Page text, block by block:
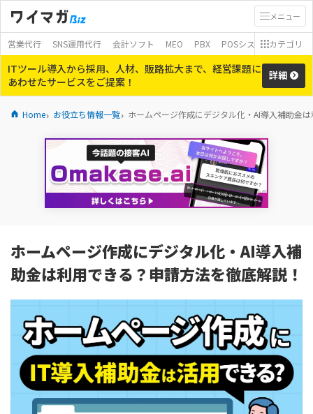
メニュー
営業代行 SNS運用代行 会計ソフト MEO PBX POSシステム モバイ
カテゴリ
ITツール導入から採用、人材、販路拡大まで、経営課題に
あわせたサービスをご提案！
詳細
Home お役立ち情報一覧 ホームページ作成にデジタル化・AI導入補助金
ホームページ作成にデジタル化・AI導入補
助金は利用できる？申請方法を徹底解説！